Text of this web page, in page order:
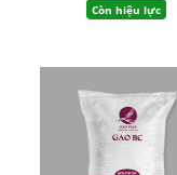
Còn hiệu lực